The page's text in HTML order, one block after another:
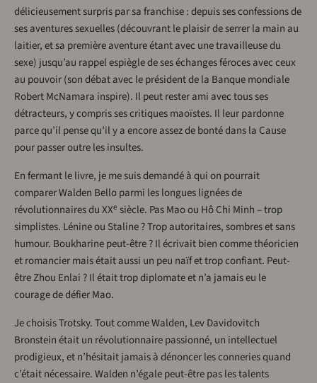
délicieusement surpris par sa franchise : depuis ses confessions de
ses aventures sexuelles (découvrant le plaisir de serrer la main au
laitier, et sa première aventure étant avec une travailleuse du
sexe) jusqu’au rappel espiègle de ses échanges féroces avec ceux
au pouvoir (son débat avec le président de la Banque mondiale
Robert McNamara inspire). Il peut rester ami avec tous ses
détracteurs, y compris ses critiques maoïstes. Il leur pardonne
parce qu’il pense qu’il y a encore assez de bonté dans la Cause
pour passer outre les insultes.
En fermant le livre, je me suis demandé à qui on pourrait
comparer Walden Bello parmi les longues lignées de
révolutionnaires du XXe siècle. Pas Mao ou Hô Chi Minh – trop
simplistes. Lénine ou Staline ? Trop autoritaires, sombres et sans
humour. Boukharine peut-être ? Il écrivait bien comme théoricien
et romancier mais était aussi un peu naïf et trop confiant. Peut-
être Zhou Enlai ? Il était trop diplomate et n’a jamais eu le
courage de défier Mao.
Je choisis Trotsky. Tout comme Walden, Lev Davidovitch
Bronstein était un révolutionnaire passionné, un intellectuel
prodigieux, et n’hésitait jamais à dénoncer les conneries quand
c’était nécessaire. Walden n’égale peut-être pas les talents